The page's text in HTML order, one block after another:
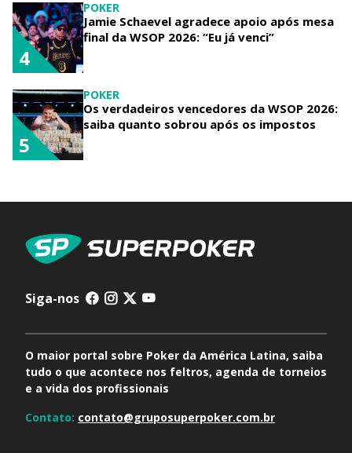
POKER
Jamie Schaevel agradece apoio após mesa
final da WSOP 2026: “Eu já venci”
4
POKER
Os verdadeiros vencedores da WSOP 2026:
saiba quanto sobrou após os impostos
5
Siga-nos
O maior portal sobre Poker da América Latina, saiba
tudo o que acontece nos feltros, agenda de torneios
e a vida dos profissionais
Contato: contato@gruposuperpoker.com.br